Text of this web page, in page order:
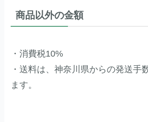
商品以外の金額
・消費税10%
・送料は、神奈川県からの発送手
ます。